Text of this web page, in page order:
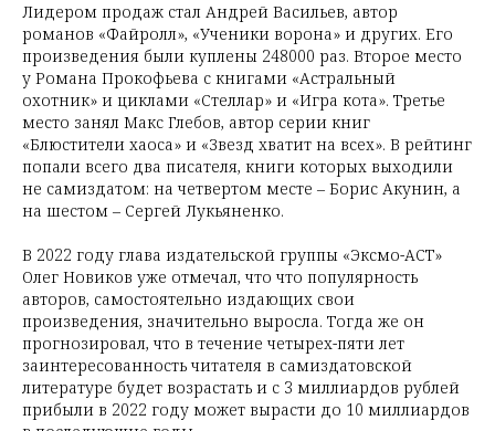
Лидером продаж стал Андрей Васильев, автор
романов «Файролл», «Ученики ворона» и других. Его
произведения были куплены 248000 раз. Второе место
у Романа Прокофьева с книгами «Астральный
охотник» и циклами «Стеллар» и «Игра кота». Третье
место занял Макс Глебов, автор серии книг
«Блюстители хаоса» и «Звезд хватит на всех». В рейтинг
попали всего два писателя, книги которых выходили
не самиздатом: на четвертом месте – Борис Акунин, а
на шестом – Сергей Лукьяненко.
В 2022 году глава издательской группы «Эксмо-АСТ»
Олег Новиков уже отмечал, что что популярность
авторов, самостоятельно издающих свои
произведения, значительно выросла. Тогда же он
прогнозировал, что в течение четырех-пяти лет
заинтересованность читателя в самиздатовской
литературе будет возрастать и с 3 миллиардов рублей
прибыли в 2022 году может вырасти до 10 миллиардов